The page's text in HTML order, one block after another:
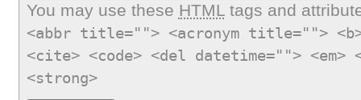
You may use these HTMLtags and
<abbr title=""> <acronym title="">
<cite> <code> <del datetime="">
<strong>